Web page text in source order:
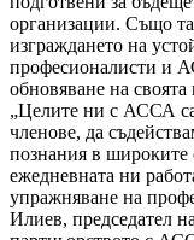
организации. Също
изграждането на
професионалисти и
обновяване на
„Целите ни с АССА
членове, да
познания в широките
ежедневната ни
упражняване на
Илиев, председател